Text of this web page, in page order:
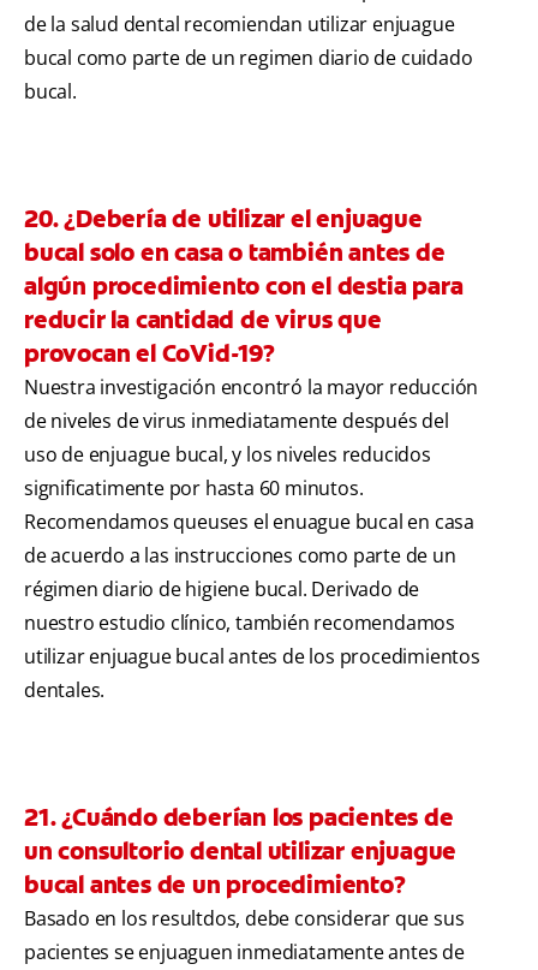
de la salud dental recomiendan utilizar enjuague
bucal como parte de un regimen diario de cuidado
bucal.
20. ¿Debería de utilizar el enjuague
bucal solo en casa o también antes de
algún procedimiento con el destia para
reducir la cantidad de virus que
provocan el CoVid-19?
Nuestra investigación encontró la mayor reducción
de niveles de virus inmediatamente después del
uso de enjuague bucal, y los niveles reducidos
significatimente por hasta 60 minutos.
Recomendamos queuses el enuague bucal en casa
de acuerdo a las instrucciones como parte de un
régimen diario de higiene bucal. Derivado de
nuestro estudio clínico, también recomendamos
utilizar enjuague bucal antes de los procedimientos
dentales.
21. ¿Cuándo deberían los pacientes de
un consultorio dental utilizar enjuague
bucal antes de un procedimiento?
Basado en los resultdos, debe considerar que sus
pacientes se enjuaguen inmediatamente antes de